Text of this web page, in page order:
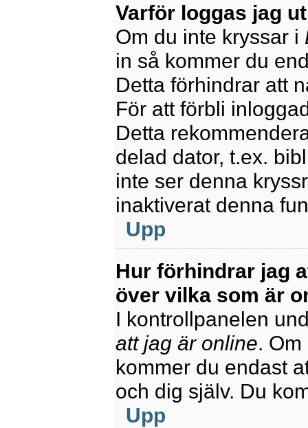
Varför loggas jag
Om du inte kryssar i
in så kommer du
Detta förhindrar att
För att förbli
Detta
delad dator, t.ex.
inte ser denna
inaktiverat denna
Upp
Hur förhindrar jag
över vilka som är
I kontrollpanelen
att jag är online.
kommer du endast
och dig själv. Du
Upp